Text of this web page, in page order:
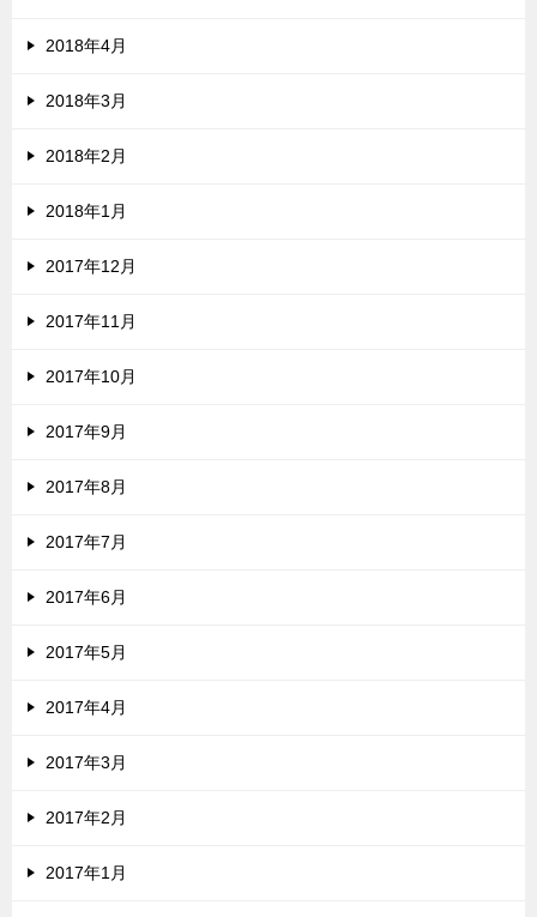
2018年4月
2018年3月
2018年2月
2018年1月
2017年12月
2017年11月
2017年10月
2017年9月
2017年8月
2017年7月
2017年6月
2017年5月
2017年4月
2017年3月
2017年2月
2017年1月